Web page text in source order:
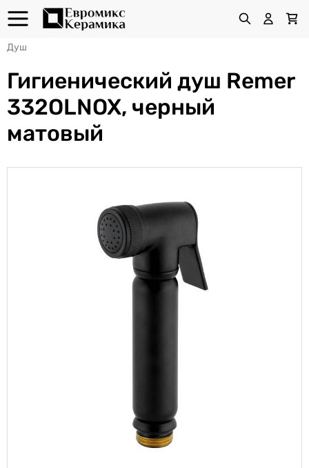
Душ
Гигиенический душ Remer
332OLNOX, черный
матовый